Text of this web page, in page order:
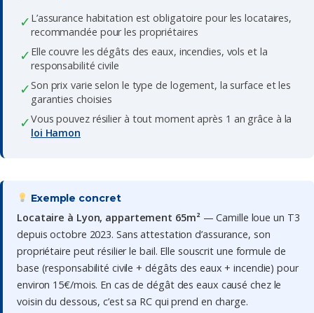
✓ L’assurance habitation est obligatoire pour les locataires,
recommandée pour les propriétaires
✓ Elle couvre les dégâts des eaux, incendies, vols et la
responsabilité civile
✓Son prix varie selon le type de logement, la surface et les
garanties choisies
✓Vous pouvez résilier à tout moment après 1 an grâce à la
loi Hamon
Exemple concret
Locataire à Lyon, appartement 65m²— Camille loue un T3
depuis octobre 2023. Sans attestation d’assurance, son
propriétaire peut résilier le bail. Elle souscrit une formule de
base (responsabilité civile + dégâts des eaux + incendie) pour
environ 15€/mois. En cas de dégât des eaux causé chez le
voisin du dessous, c’est sa RC qui prend en charge.